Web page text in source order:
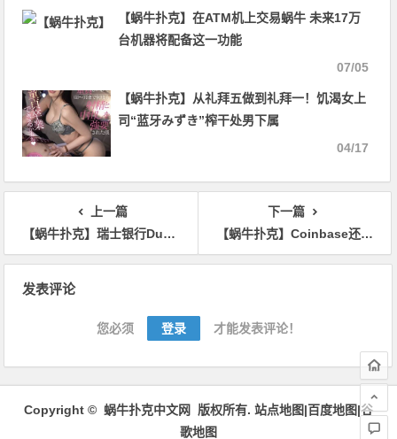
【蜗牛扑克】在ATM机上交易蜗牛 未来17万
台机器将配备这一功能
07/05
【蜗牛扑克】从礼拜五做到礼拜一！饥渴女上
司“蓝牙みずき”榨干处男下属
04/17
上一篇
【蜗牛扑克】瑞士银行Dukascopy计划推出稳定币Dukascash 将进行业内公测
下一篇
【蜗牛扑克】Coinbase还不支持闪电网络，这家公司帮它做到了
发表评论
您必须 登录 才能发表评论！
Copyright © 蜗牛扑克中文网 版权所有. 站点地图|百度地图|谷
歌地图